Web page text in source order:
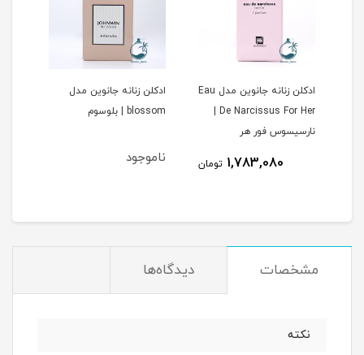
ادکلن زنانه جانوین مدل Eau
نارسیسوس فور هر
1,783,080 تومان
ادکلن زنانه جانوین مدل
blossom | بلوسوم
ناموجود
مشخصات دیدگاه‌ها
نكته